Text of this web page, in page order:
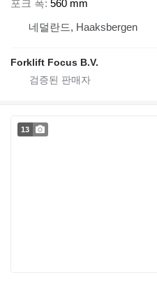
포크 폭 560 mm
네덜란드, Haaksbergen
Forklift Focus B.V.
13